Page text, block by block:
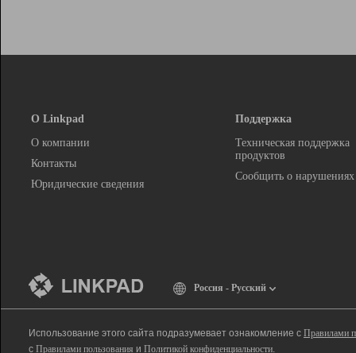
О Linkpad
О компании
Контакты
Юридические сведения
Поддержка
Техническая поддержка
продуктов
Сообщить о нарушениях
Россия - Русский
Использование этого сайта подразумевает ознакомление с Правилами
с Правилами пользования и Политикой конфиденциальности.